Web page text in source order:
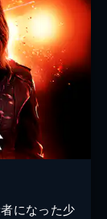
になった少